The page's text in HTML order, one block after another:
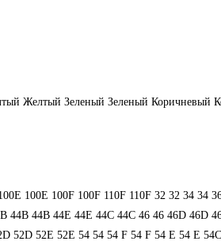
Желтый Зеленый Зеленый Коричневый
100E 100F 100F 110F 110F 32 32 34 34
44В 44В 44Е 44Е 44С 44С 46 46 46D 46D
52D 52E 52E 54 54 54 F 54 F 54 Е 54 Е 54C